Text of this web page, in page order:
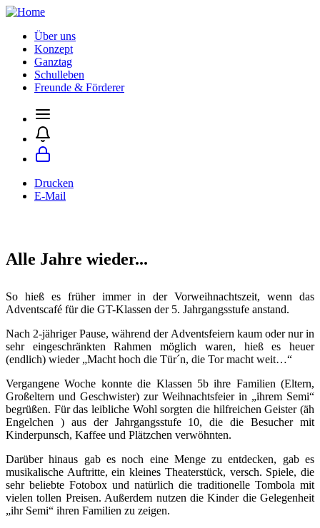
Über uns
Konzept
Ganztag
Schulleben
Freunde & Förderer
Drucken
E-Mail
Alle Jahre wieder...
So hieß es früher immer in der Vorweihnachtszeit, wenn das
Adventscafé für die GT-Klassen der 5. Jahrgangsstufe anstand.
Nach 2-jähriger Pause, während der Adventsfeiern kaum oder nur in
sehr eingeschränkten Rahmen möglich waren, hieß es heuer
(endlich) wieder „Macht hoch die Tür´n, die Tor macht weit…“
Vergangene Woche konnte die Klassen 5b ihre Familien (Eltern,
Großeltern und Geschwister) zur Weihnachtsfeier in „ihrem Semi“
begrüßen. Für das leibliche Wohl sorgten die hilfreichen Geister (äh
Engelchen ) aus der Jahrgangsstufe 10, die die Besucher mit
Kinderpunsch, Kaffee und Plätzchen verwöhnten.
Darüber hinaus gab es noch eine Menge zu entdecken, gab es
musikalische Auftritte, ein kleines Theaterstück, versch. Spiele, die
sehr beliebte Fotobox und natürlich die traditionelle Tombola mit
vielen tollen Preisen. Außerdem nutzen die Kinder die Gelegenheit
„ihr Semi“ ihren Familien zu zeigen.